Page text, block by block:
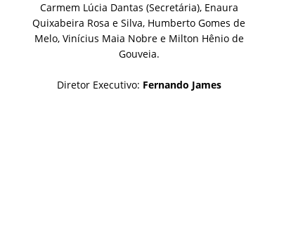
Carmem Lúcia Dantas (Secretária), Enaura
Quixabeira Rosa e Silva, Humberto Gomes de
Melo, Vinícius Maia Nobre e Milton Hênio de
Gouveia.
Diretor Executivo: Fernando James